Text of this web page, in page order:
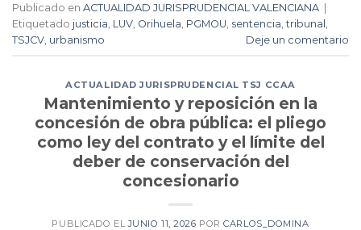
Publicado en ACTUALIDAD JURISPRUDENCIAL VALENCIANA
Etiquetado justicia, LUV, Orihuela, PGMOU, sentencia,tribunal ,
TSJCV, urbanismo Deje un comentario
ACTUALIDAD JURISPRUDENCIAL TSJ CCAA
Mantenimiento y reposición en la
concesión de obra pública: el pliego
como ley del contrato y el límite del
deber de conservación del
concesionario
PUBLICADO ELJUNIO 11, 2026 PORCARLOS_DOMINA